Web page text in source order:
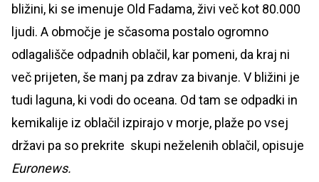
bližini, ki se imenuje Old Fadama, živi več kot 80.000
ljudi. A območje je sčasoma postalo ogromno
odlagališče odpadnih oblačil, kar pomeni, da kraj ni
več prijeten, še manj pa zdrav za bivanje. V bližini je
tudi laguna, ki vodi do oceana. Od tam se odpadki in
kemikalije iz oblačil izpirajo v morje, plaže po vsej
državi pa so prekrite skupi neželenih oblačil, opisuje
Euronews.